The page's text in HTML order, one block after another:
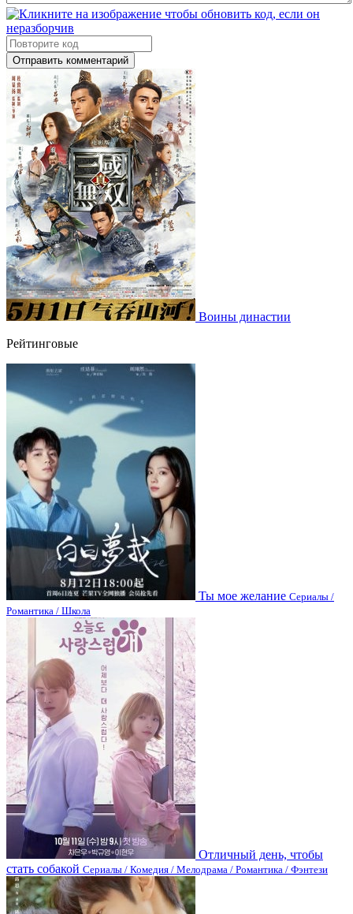
Отправить комментарий
Воины династии
Рейтинговые
Ты мое желание Сериалы /
Романтика / Школа
Отличный день, чтобы
стать собакой Сериалы / Комедия / Мелодрама / Романтика / Фэнтези